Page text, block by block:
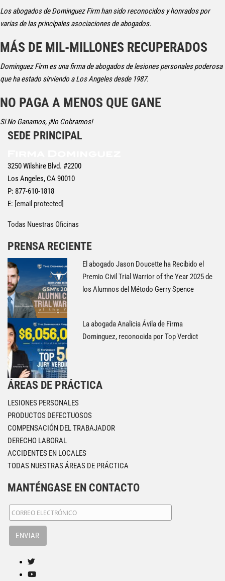
Los abogados de Dominguez Firm han sido reconocidos y honrados por
varias de las principales asociaciones de abogados.
MÁS DE MIL-MILLONES RECUPERADOS
Dominguez Firm es una firma de abogados de lesiones personales poderosa
que ha estado sirviendo a Los Angeles desde 1987.
NO PAGA A MENOS QUE GANE
Si No Ganamos, ¡No Cobramos!
SEDE PRINCIPAL
3250 Wilshire Blvd. #2200
Los Angeles, CA 90010
P: 877-610-1818
E: [email protected]
Todas Nuestras Oficinas
PRENSA RECIENTE
El abogado Jason Doucette ha Recibido el
Premio Civil Trial Warrior of the Year 2025 de
los Alumnos del Método Gerry Spence
La abogada Analicia Ávila de Firma
Dominguez, reconocida por Top Verdict
ÁREAS DE PRÁCTICA
LESIONES PERSONALES
PRODUCTOS DEFECTUOSOS
COMPENSACIÓN DEL TRABAJADOR
DERECHO LABORAL
ACCIDENTES EN LOCALES
TODAS NUESTRAS ÁREAS DE PRÁCTICA
MANTÉNGASE EN CONTACTO